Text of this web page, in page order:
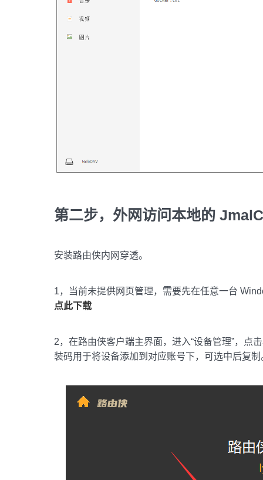
第二步，外网访问本地的
安装路由侠内网穿透。
1，当前未提供网页管理，需要先在任意一台
点此下载
2，在路由侠客户端主界面，进入“设备管理”，点
装码用于将设备添加到对应账号下，可选中后复制